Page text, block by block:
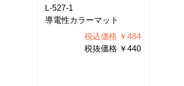
L-527-1
導電性カラーマット
税込価格 ￥484
税抜価格 ￥440